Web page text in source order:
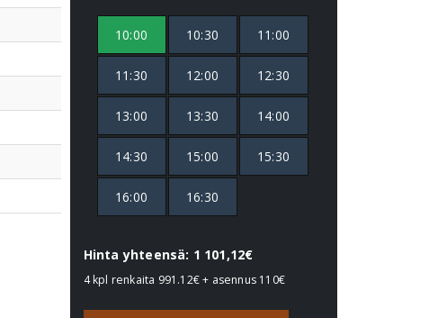
10:00 10:30 11:00
11:30 12:00 12:30
13:00 13:30 14:00
14:30 15:00 15:30
16:00 16:30
Hinta yhteensä: 1 101,12€
4 kpl renkaita 991.12€+ asennus 110€